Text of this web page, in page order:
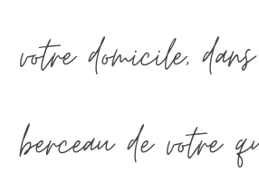
votre domicile,
berceau de votre